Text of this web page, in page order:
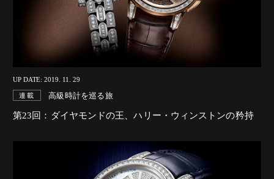
UP DATE: 2019. 11. 29
連載 高級時計を巡る旅
第23回：ダイヤモンドの王、ハリー・ウィンストンの矜持